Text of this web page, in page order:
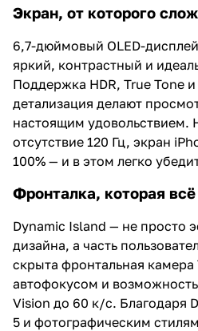
Экран, от которого
6,7-дюймовый OLED-
яркий, контрастный и
Поддержка HDR, True Tone
детализация делают
настоящим удовольствием.
отсутствие 120 Гц, экран
100% — и в этом легко
Фронталка, которая
Dynamic Island — не просто
дизайна, а часть
скрыта фронтальная камера
автофокусом и
Vision до 60 к/с. Благодаря
5 и фотографическим